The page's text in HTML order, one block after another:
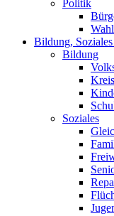
Politik
Bildung,
Bildung
Soziales